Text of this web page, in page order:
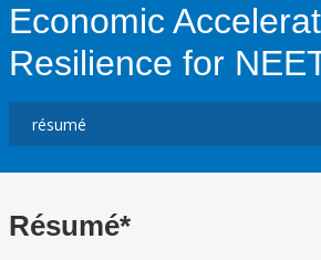
Economic
Resilience for
Résumé*